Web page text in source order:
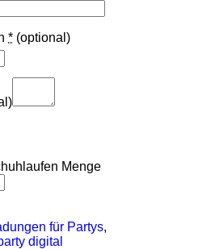
* (optional)
Menge
für Partys,
digital